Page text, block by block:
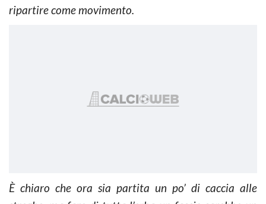
ripartire come movimento.
È chiaro che ora sia partita un po’ di caccia alle